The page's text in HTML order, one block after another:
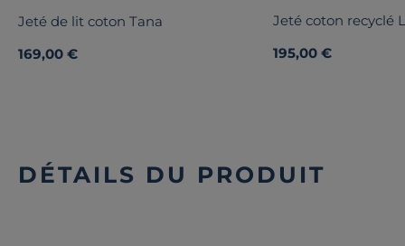
Jeté de lit coton Tana
169,00 €
Jeté coton recyclé
195,00 €
DÉTAILS DU PRODUIT